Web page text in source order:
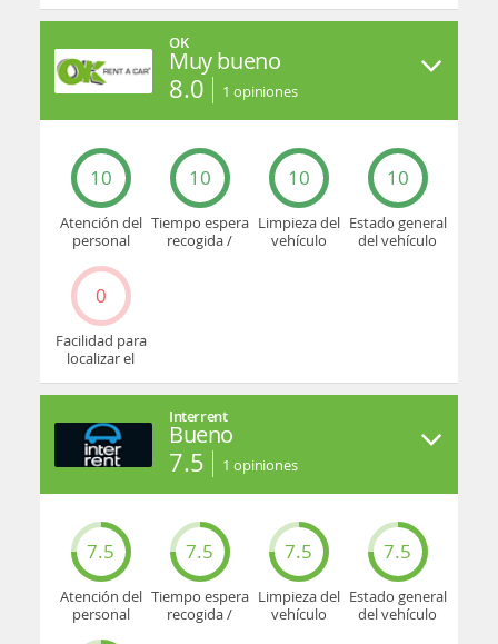
oficina
OK
Muy bueno
8.0 1 opiniones
10
Atención del
personal
10
Tiempo espera
recogida /
10
Limpieza del
vehículo
10
Estado general
del vehículo
0
Facilidad para
localizar el
oficina
Interrent
Bueno
7.5 1 opiniones
7.5
Atención del
personal
7.5
Tiempo espera
recogida /
7.5
Limpieza del
vehículo
7.5
Estado general
del vehículo